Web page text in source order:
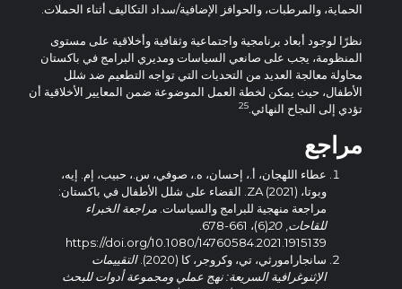
الحماية، والمرطبات، والحوافز الإضافية/سداد التكاليف أثناء الحملات.
نظرًا لوجود أبعاد برنامجية واجتماعية وثقافية وأخلاقية على مستوى
المنظومة، يجب على صانعي السياسات ومديري البرامج في باكستان
محاولة معالجة العديد من التحديات التي تواجه التطعيم ضد شلل
الأطفال، حيث يمكن لخطة العمل الموضوعة ضمن المعايير الأخلاقية أن
تؤدي إلى النجاح النهائي. 25
مراجع
عطاء اللهجان، أ.، إحسان، ه.، صوفي، س.، حبيب، إم. إيه،
وبوتا، ZA (2021). القضاء على شلل الأطفال في باكستان:
مراجعة منهجية للبرامج والسياسات.مراجعة الخبراء
للقاحات,
20
(6)، 661-678.
https://doi.org/10.1080/14760584.2021.1915139
سانجارامورثي، تي، وكروجر، كا (2020).
التقييمات
الإثنوغرافية السريعة: نهج عملي ومجموعة أدوات للبحث